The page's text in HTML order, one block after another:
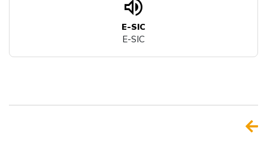
volume_up
E-SIC
E-SIC